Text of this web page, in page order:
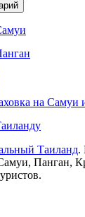
на Самуи
Таиланд.
Панган,